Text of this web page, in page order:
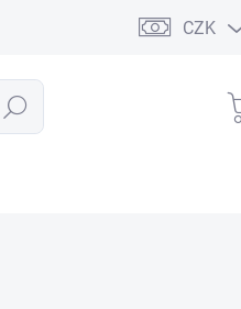
CZK
Hledat